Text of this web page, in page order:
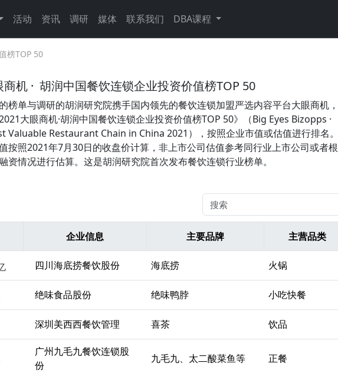
活动 资讯 调研 媒体 联系我们 DBA课程
榜TOP 50
商机 ·胡润中国餐饮连锁企业投资价值榜TOP 50
榜单与调研的胡润研究院携手国内领先的餐饮连锁加盟严选内容平台大眼商机，
大眼商机·胡润中国餐饮连锁企业投资价值榜TOP 50》（Big Eyes Bizopps ·
Valuable Restaurant Chain in China 2021），按照企业市值或估值进行排名。
按照2021年7月30日的收盘价计算，非上市公司估值参考同行业上市公司或者根
资情况进行估算。这是胡润研究院首次发布餐饮连锁行业榜单。
企业信息 主要品牌 主营品类
四川海底捞餐饮股份 海底捞 火锅
绝味食品股份 绝味鸭脖 小吃快餐
深圳美西西餐饮管理 喜茶 饮品
广州九毛九餐饮连锁股
份
九毛九、太二酸菜鱼等 正餐